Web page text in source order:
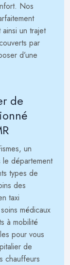
Nos
ainsi un trajet
par
d’une
de
un
le département
types de
des
taxi
médicaux
à mobilité
pour vous
de
chauffeurs